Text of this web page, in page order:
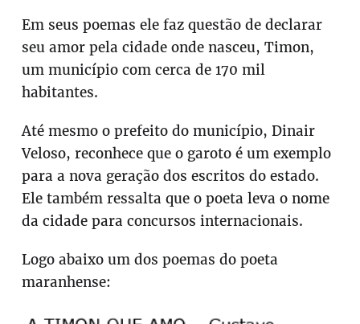
Em seus poemas ele faz questão de declarar
seu amor pela cidade onde nasceu, Timon,
um município com cerca de 170 mil
habitantes.
Até mesmo o prefeito do município, Dinair
Veloso, reconhece que o garoto é um exemplo
para a nova geração dos escritos do estado.
Ele também ressalta que o poeta leva o nome
da cidade para concursos internacionais.
Logo abaixo um dos poemas do poeta
maranhense: